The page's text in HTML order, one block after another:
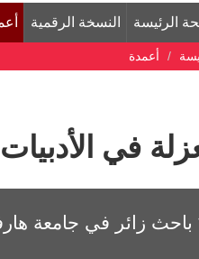
الرئيسة النسخة الرقمية
أعمدة
في
باحث زائر في جامعة